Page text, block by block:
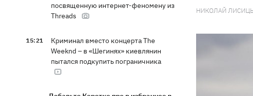
посвященную интернет-феномену из
Threads
15:21
Криминал вместо концерта The
Weeknd – в «Шегинях» киевлянин
пытался подкупить пограничника
НИКОЛАЙ